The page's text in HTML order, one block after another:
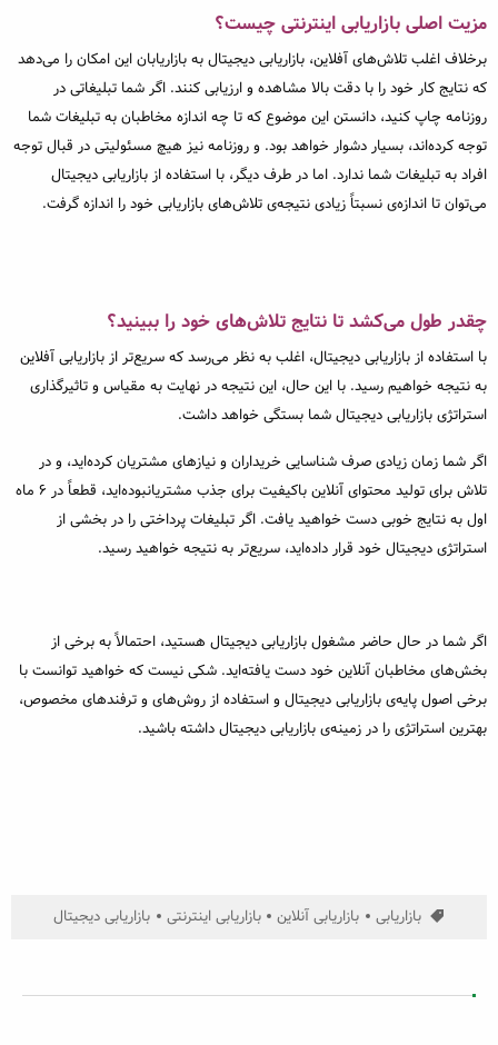
مزیت اصلی بازاریابی اینترنتی چیست؟
برخلاف اغلب تلاش‌های آفلاین، بازاریابی دیجیتال به بازاریابان این امکان را می‌دهد
که نتایج کار خود را با دقت بالا مشاهده و ارزیابی کنند. اگر شما تبلیغاتی در
روزنامه چاپ‌ کنید، دانستن این موضوع که تا چه اندازه مخاطبان به تبلیغات شما
توجه کرده‌اند، بسیار دشوار خواهد بود. و روزنامه نیز هیچ مسئولیتی در قبال توجه
افراد به تبلیغات شما ندارد. اما در طرف دیگر، با استفاده از بازاریابی دیجیتال
می‌توان تا اندازه‌ی نسبتاً زیادی نتیجه‌ی تلاش‌های بازاریابی خود را اندازه گرفت.
چقدر طول می‌کشد تا نتایج تلاش‌های خود را ببینید؟
با استفاده از بازاریابی دیجیتال، اغلب به نظر می‌رسد که سریع‌تر از بازاریابی آفلاین
به نتیجه خواهیم رسید. با این حال، این نتیجه در نهایت به مقیاس و تاثیرگذاری
استراتژی بازاریابی دیجیتال شما بستگی خواهد داشت.
اگر شما زمان زیادی صرف شناسایی خریداران و نیازهای مشتریان کرده‌اید، و در
تلاش برای تولید محتوای آنلاین باکیفیت برای جذب مشتریانبوده‌اید، قطعاً در ۶ ماه
اول به نتایج خوبی دست خواهید یافت. اگر تبلیغات پرداختی را در بخشی از
استراتژی دیجیتال خود قرار داده‌اید، سریع‌تر به نتیجه خواهید رسید.
اگر شما در حال حاضر مشغول بازاریابی دیجیتال هستید، احتمالاً به برخی از
بخش‌های مخاطبان آنلاین خود دست یافته‌اید. شکی نیست که خواهید توانست با
برخی اصول پایه‌ی بازاریابی دیجیتال و استفاده از روش‌های و ترفندهای مخصوص،
بهترین استراتژی را در زمینه‌ی بازاریابی دیجیتال داشته باشید.
بازاریابی بازاریابی آنلاین بازاریابی اینترنتی بازاریابی دیجیتال